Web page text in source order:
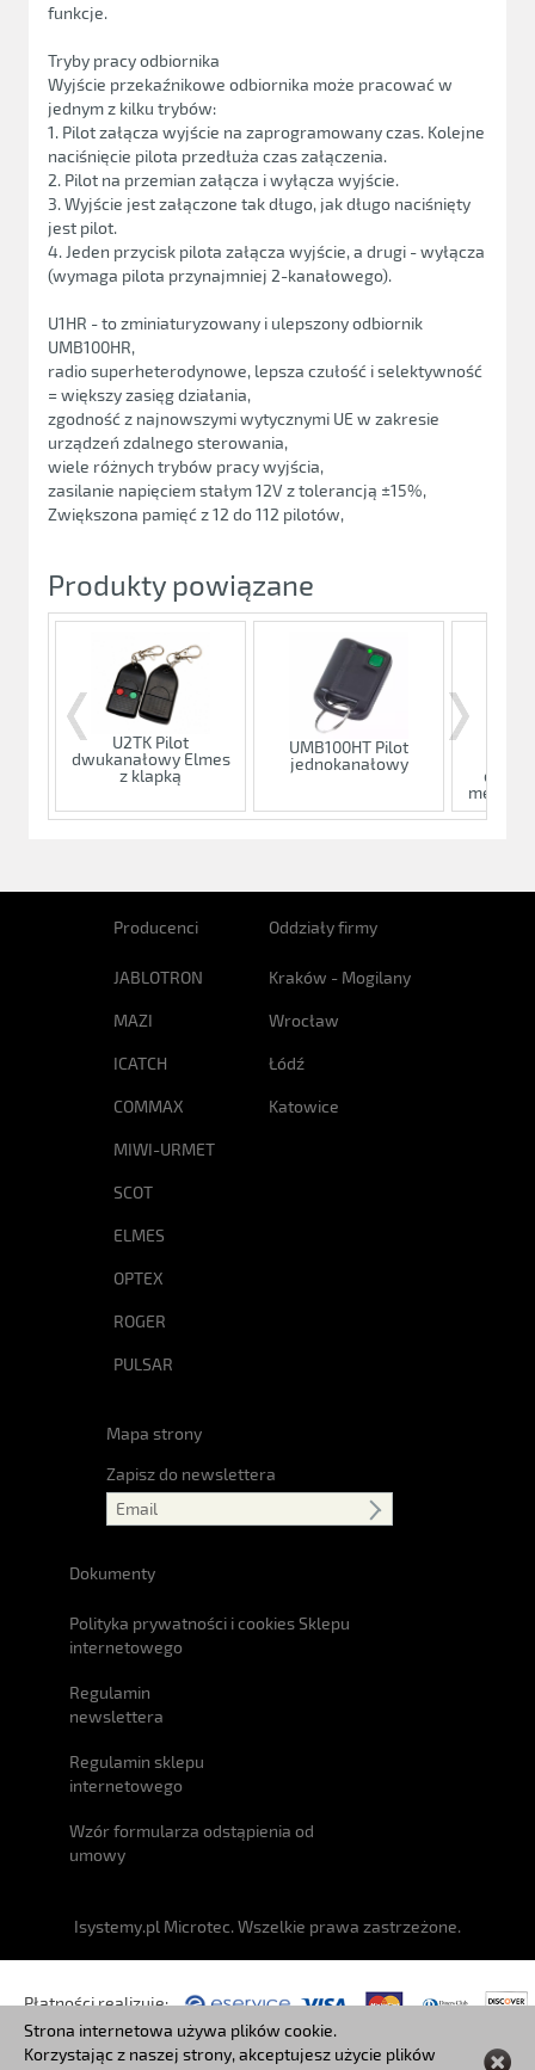
Strona internetowa używa plików cookie.
Korzystając z naszej strony, akceptujesz użycie plików
funkcje.
Tryby pracy odbiornika
Wyjście przekaźnikowe odbiornika może pracować w
jednym z kilku trybów:
1. Pilot załącza wyjście na zaprogramowany czas. Kolejne
naciśnięcie pilota przedłuża czas załączenia.
2. Pilot na przemian załącza i wyłącza wyjście.
3. Wyjście jest załączone tak długo, jak długo naciśnięty
jest pilot.
4. Jeden przycisk pilota załącza wyjście, a drugi - wyłącza
(wymaga pilota przynajmniej 2-kanałowego).
U1HR - to zminiaturyzowany i ulepszony odbiornik
UMB100HR,
radio superheterodynowe, lepsza czułość i selektywność
= większy zasięg działania,
zgodność z najnowszymi wytycznymi UE w zakresie
urządzeń zdalnego sterowania,
wiele różnych trybów pracy wyjścia,
zasilanie napięciem stałym 12V z tolerancją ±15%,
Zwiększona pamięć z 12 do 112 pilotów,
Produkty powiązane
U2TK Pilot
dwukanałowy Elmes
z klapką
UMB100HT Pilot
jednokanałowy
Producenci
JABLOTRON
MAZI
ICATCH
COMMAX
MIWI-URMET
SCOT
ELMES
OPTEX
ROGER
PULSAR
Oddziały firmy
Kraków - Mogilany
Wrocław
Łódź
Katowice
Mapa strony
Zapisz do newslettera
Dokumenty
Polityka prywatności i cookies Sklepu
internetowego
Regulamin
newslettera
Regulamin sklepu
internetowego
Wzór formularza odstąpienia od
umowy
Isystemy.pl Microtec. Wszelkie prawa zastrzeżone.
Płatności realizuje: